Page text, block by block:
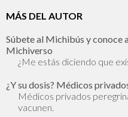
MÁS DEL AUTOR
Súbete al Michibús y conoce
Michiverso
¿Me estás diciendo que
¿Y su dosis? Médicos
Médicos privados
vacunen.